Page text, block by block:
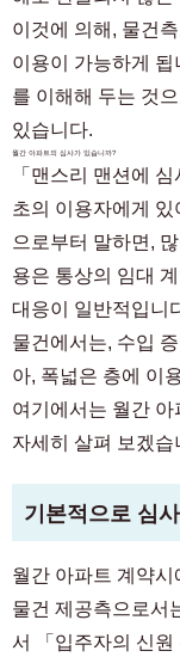
이것에 의해, 물건
이용이 가능하게 됩
를 이해해 두는 것
있습니다.
월간 아파트의 심사가 있습니까?
「맨스리 맨션에
초의 이용자에게
으로부터 말하면,
용은 통상의 임대
대응이 일반적입니
물건에서는, 수입
아, 폭넓은 층에 이
여기에서는 월간
자세히 살펴 보겠습
기본적으로 심
월간 아파트 계약
물건 제공측으로서
서 「입주자의 신